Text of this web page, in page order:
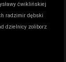
ćwiklińskiej
radzimir dębski
dzielnicy zoliborz